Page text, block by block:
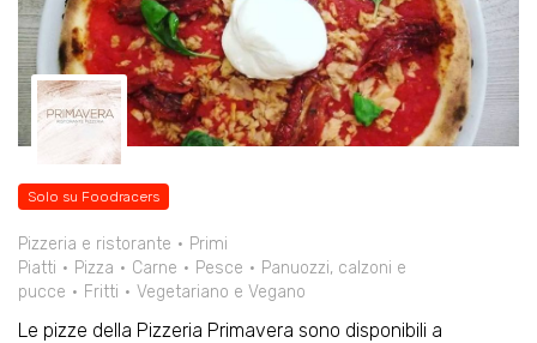
Solo su Foodracers
Pizzeria e ristorante
Primi
Piatti
Pizza Carne Pesce
Panuozzi, calzoni e
pucce
Fritti Vegetariano e Vegano
Le pizze della Pizzeria Primavera sono disponibili a